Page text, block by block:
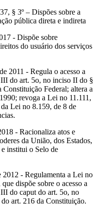
§ 3º – Dispões sobre a
pública direta e indireta
- Dispõe sobre
do usuário dos serviços
2011 - Regula o acesso a
do art. 5o, no inciso II do §
Federal; altera a
revoga a Lei no 11.111,
Lei no 8.159, de 8 de
- Racionaliza atos e
da União, dos Estados,
institui o Selo de
2012 - Regulamenta a Lei no
dispõe sobre o acesso a
do caput do art. 5o, no
art. 216 da Constituição.